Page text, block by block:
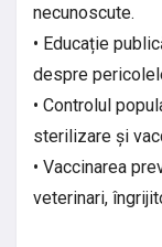
necunoscute.
• Educație
despre
• Controlul
sterilizare și
• Vaccinarea
veterinari,